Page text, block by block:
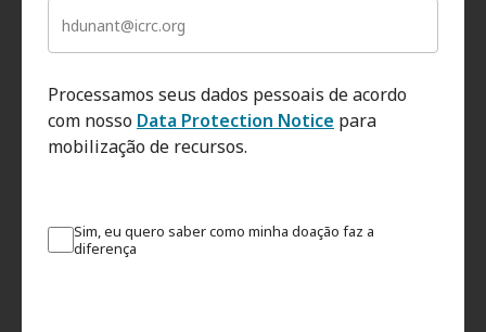
Processamos seus dados pessoais de acordo
com nosso Data Protection Notice para
mobilização de recursos.
Sim, eu quero saber como minha doação faz a
diferença